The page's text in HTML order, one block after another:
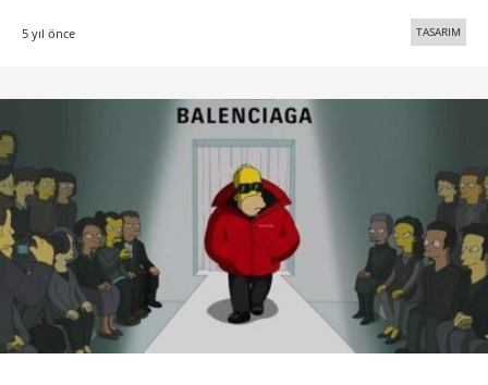
5 yıl önce TASARIM